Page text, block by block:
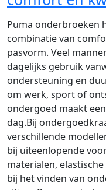
Puma onderbroeken
combinatie van
pasvorm. Veel
dagelijks gebruik
ondersteuning en
om werk, sport of
ondergoed maakt
dag.Bij
verschillende
bij uiteenlopende
materialen,
bij het vinden van